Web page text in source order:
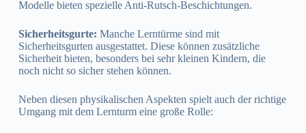
Modelle bieten spezielle Anti-Rutsch-Beschichtungen.
Sicherheitsgurte: Manche Lerntürme sind mit
Sicherheitsgurten ausgestattet. Diese können zusätzliche
Sicherheit bieten, besonders bei sehr kleinen Kindern, die
noch nicht so sicher stehen können.
Neben diesen physikalischen Aspekten spielt auch der richtige
Umgang mit dem Lernturm eine große Rolle: